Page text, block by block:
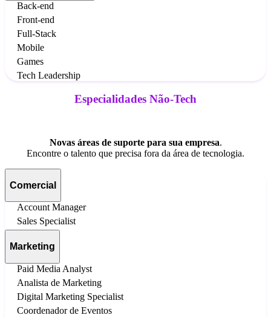
Back-end
Front-end
Full-Stack
Mobile
Games
Tech Leadership
Especialidades Não-Tech
Novas áreas de suporte para sua empresa.
Encontre o talento que precisa fora da área de tecnologia.
Comercial
Account Manager
Sales Specialist
Marketing
Paid Media Analyst
Analista de Marketing
Digital Marketing Specialist
Coordenador de Eventos